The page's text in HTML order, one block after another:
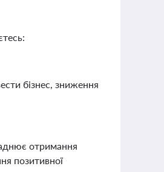
бізнес, зниження
отримання
позитивної